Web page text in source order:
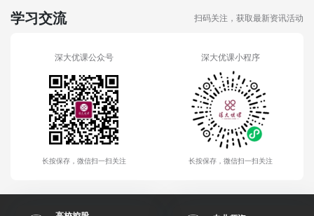
学习交流 扫码关注，获取最新资讯活动
深大优课公众号
长按保存，微信扫一扫关注
深大优课小程序
长按保存，微信扫一扫关注